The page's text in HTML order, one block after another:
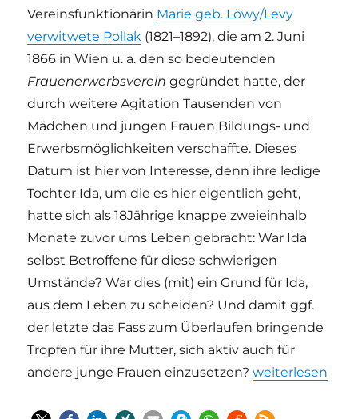
Vereinsfunktionärin Marie geb. Löwy/Levy
verwitwete Pollak (1821–1892), die am 2. Juni
1866 in Wien u. a. den so bedeutenden
Frauenerwerbsverein gegründet hatte, der
durch weitere Agitation Tausenden von
Mädchen und jungen Frauen Bildungs- und
Erwerbsmöglichkeiten verschaffte. Dieses
Datum ist hier von Interesse, denn ihre ledige
Tochter Ida, um die es hier eigentlich geht,
hatte sich als 18Jährige knappe zweieinhalb
Monate zuvor ums Leben gebracht: War Ida
selbst Betroffene für diese schwierigen
Umstände? War dies (mit) ein Grund für Ida,
aus dem Leben zu scheiden? Und damit ggf.
der letzte das Fass zum Überlaufen bringende
Tropfen für ihre Mutter, sich aktiv auch für
andere junge Frauen einzusetzen?„Der Suizid der
weiterlesen